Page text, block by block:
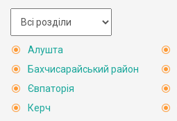
Алушта
Бахчисарайський район
Євпаторія
Керч